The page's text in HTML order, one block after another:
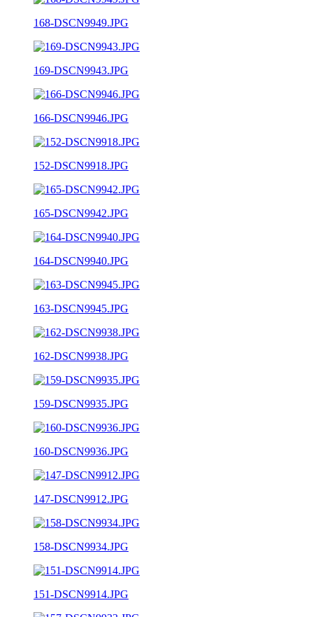
168-DSCN9949.JPG
169-DSCN9943.JPG
166-DSCN9946.JPG
152-DSCN9918.JPG
165-DSCN9942.JPG
164-DSCN9940.JPG
163-DSCN9945.JPG
162-DSCN9938.JPG
159-DSCN9935.JPG
160-DSCN9936.JPG
147-DSCN9912.JPG
158-DSCN9934.JPG
151-DSCN9914.JPG